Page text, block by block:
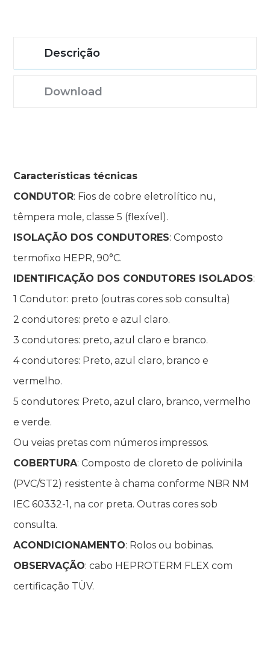
Descrição
Download
Características técnicas
CONDUTOR: Fios de cobre eletrolítico nu,
têmpera mole, classe 5 (flexível).
ISOLAÇÃO DOS CONDUTORES: Composto
termofixo HEPR, 90°C.
IDENTIFICAÇÃO DOS CONDUTORES ISOLADOS:
1 Condutor: preto (outras cores sob consulta)
2 condutores: preto e azul claro.
3 condutores: preto, azul claro e branco.
4 condutores: Preto, azul claro, branco e
vermelho.
5 condutores: Preto, azul claro, branco, vermelho
e verde.
Ou veias pretas com números impressos.
COBERTURA: Composto de cloreto de polivinila
(PVC/ST2) resistente à chama conforme NBR NM
IEC 60332-1, na cor preta. Outras cores sob
consulta.
ACONDICIONAMENTO: Rolos ou bobinas.
OBSERVAÇÃO: cabo HEPROTERM FLEX com
certificação TÜV.